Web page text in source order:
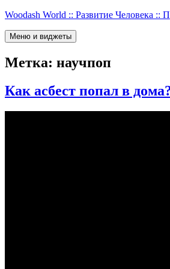
Перейти
содержимому
Woodash World :: Развитие Человека ::
Меню и виджеты
Метка: научпоп
Как асбест попал в